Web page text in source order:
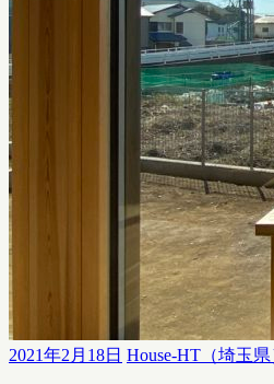
2021年2月18日 House-HT（埼玉県